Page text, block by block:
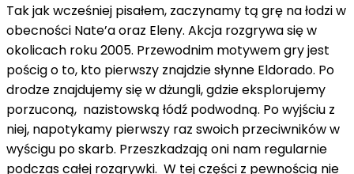
Tak jak wcześniej pisałem, zaczynamy tą grę na łodzi w
obecności Nate’a oraz Eleny. Akcja rozgrywa się w
okolicach roku 2005. Przewodnim motywem gry jest
pościg o to, kto pierwszy znajdzie słynne Eldorado. Po
drodze znajdujemy się w dżungli, gdzie eksplorujemy
porzuconą, nazistowską łódź podwodną. Po wyjściu z
niej, napotykamy pierwszy raz swoich przeciwników w
wyścigu po skarb. Przeszkadzają oni nam regularnie
podczas całej rozgrywki. W tej części z pewnością nie